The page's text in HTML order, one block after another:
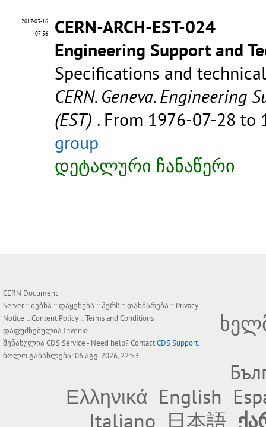
2017-03-16
07:56
CERN-ARCH-EST-024
Engineering Support and
Specifications and
CERN. Geneva. Engineering
(EST) . From 1976-07-28
group
დეტალური ჩანაწერი
CERN Document
Server ::ძებნა ::დაყენება ::პერს ::დახმარება :: Privacy
Notice ::Content Policy ::Terms and Conditions
დაფუძნებულია Invenio
შენახულია CDS Service- Need help? ContactCDS Support.
ბოლო განახლება: 06 აგვ. 2026, 22:53
Ελληνικά English
Italiano 日本語